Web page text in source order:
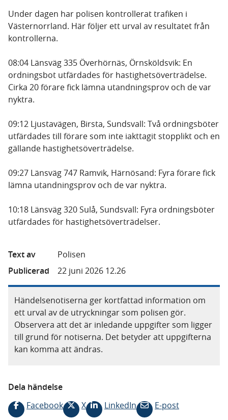
Under dagen har polisen kontrollerat trafiken i
Västernorrland. Här följer ett urval av resultatet från
kontrollerna.
08:04 Länsväg 335 Överhörnäs, Örnsköldsvik: En
ordningsbot utfärdades för hastighetsöverträdelse.
Cirka 20 förare fick lämna utandningsprov och de var
nyktra.
09:12 Ljustavägen, Birsta, Sundsvall: Två ordningsböter
utfärdades till förare som inte iakttagit stopplikt och en
gällande hastighetsöverträdelse.
09:27 Länsväg 747 Ramvik, Härnösand: Fyra förare fick
lämna utandningsprov och de var nyktra.
10:18 Länsväg 320 Sulå, Sundsvall: Fyra ordningsböter
utfärdades för hastighetsöverträdelser.
Text av
Polisen
Publicerad
22 juni 2026 12.26
Händelsenotiserna ger kortfattad information om
ett urval av de utryckningar som polisen gör.
Observera att det är inledande uppgifter som ligger
till grund för notiserna. Det betyder att uppgifterna
kan komma att ändras.
Dela händelse
Facebook
X LinkedIn E-post